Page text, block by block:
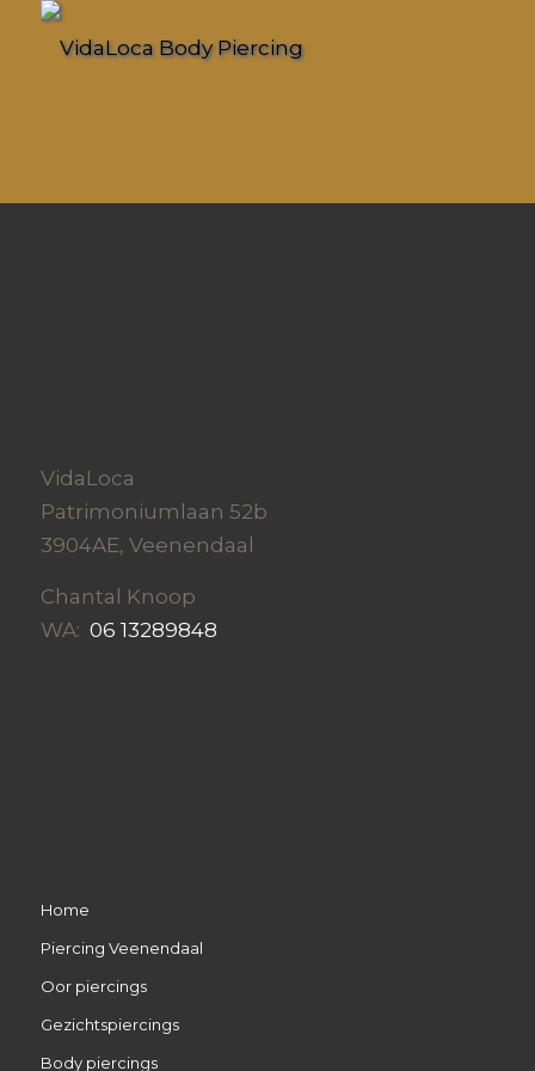
VidaLoca
Patrimoniumlaan 52b
3904AE, Veenendaal
Chantal Knoop
WA: 06 13289848
Home
Piercing Veenendaal
Oor piercings
Gezichtspiercings
Body piercings